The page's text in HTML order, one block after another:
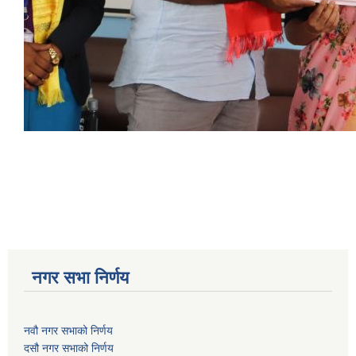
नगर सभा निर्णय
नवौ नगर सभाको निर्णय
दसौ नगर सभाको निर्णय